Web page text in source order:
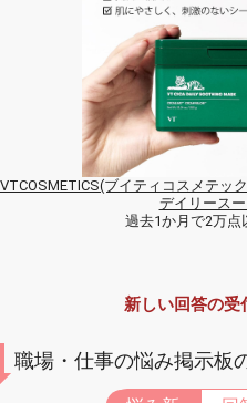
VTCOSMETICS(ブイティコスメテッ
デイリース
過去1か月で2万点
新しい回答の受
職場・仕事の悩み掲示板